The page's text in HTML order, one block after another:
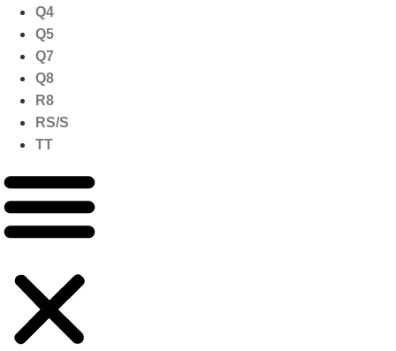
Q4
Q5
Q7
Q8
R8
RS/S
TT